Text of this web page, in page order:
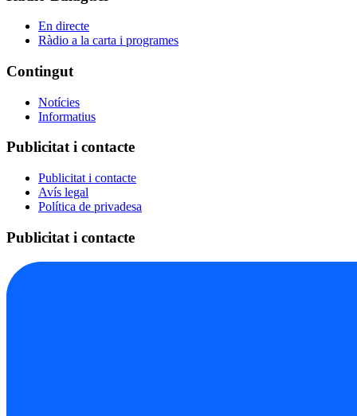
En directe
Ràdio a la carta i programes
Contingut
Notícies
Informatius
Publicitat i contacte
Publicitat i contacte
Avís legal
Política de privadesa
Publicitat i contacte